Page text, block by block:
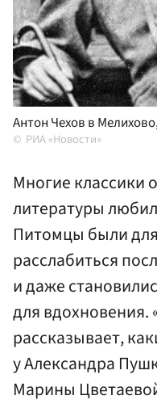
Антон Чехов в
РИА «Новости»
Многие классики
литературы
Питомцы были
расслабиться
и даже
для вдохновения.
рассказывает,
у Александра
Марины